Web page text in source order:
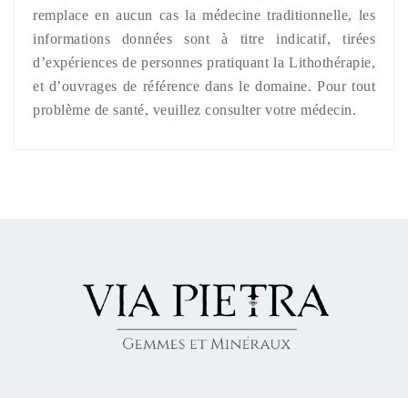
remplace en aucun cas la médecine traditionnelle, les
informations données sont à titre indicatif, tirées
d’expériences de personnes pratiquant la Lithothérapie,
et d’ouvrages de référence dans le domaine. Pour tout
problème de santé, veuillez consulter votre médecin.